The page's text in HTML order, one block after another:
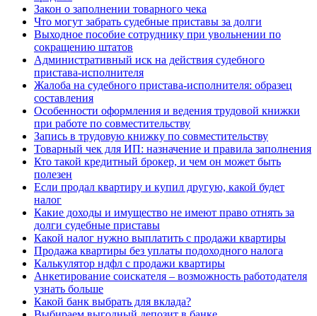
Закон о заполнении товарного чека
Что могут забрать судебные приставы за долги
Выходное пособие сотруднику при увольнении по
сокращению штатов
Административный иск на действия судебного
пристава-исполнителя
Жалоба на судебного пристава-исполнителя: образец
составления
Особенности оформления и ведения трудовой книжки
при работе по совместительству
Запись в трудовую книжку по совместительству
Товарный чек для ИП: назначение и правила заполнения
Кто такой кредитный брокер, и чем он может быть
полезен
Если продал квартиру и купил другую, какой будет
налог
Какие доходы и имущество не имеют право отнять за
долги судебные приставы
Какой налог нужно выплатить с продажи квартиры
Продажа квартиры без уплаты подоходного налога
Калькулятор ндфл с продажи квартиры
Анкетирование соискателя – возможность работодателя
узнать больше
Какой банк выбрать для вклада?